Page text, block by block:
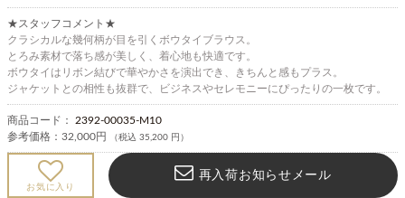
★スタッフコメント★
クラシカルな幾何柄が目を引くボウタイブラウス。
とろみ素材で落ち感が美しく、着心地も快適です。
ボウタイはリボン結びで華やかさを演出でき、きちんと感もプラス。
ジャケットとの相性も抜群で、ビジネスやセレモニーにぴったりの一枚です。
商品コード： 2392-00035-M10
参考価格： 32,000円 （税込 35,200 円）
お気に入り
再入荷お知らせメール